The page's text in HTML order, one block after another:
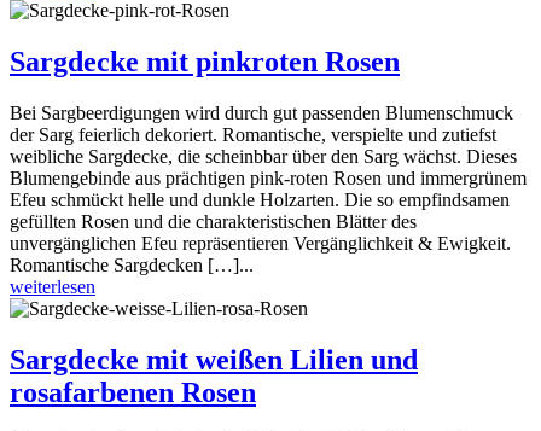
Sargdecke mit pinkroten Rosen
Bei Sargbeerdigungen wird durch gut passenden Blumenschmuck
der Sarg feierlich dekoriert. Romantische, verspielte und zutiefst
weibliche Sargdecke, die scheinbbar über den Sarg wächst. Dieses
Blumengebinde aus prächtigen pink-roten Rosen und immergrünem
Efeu schmückt helle und dunkle Holzarten. Die so empfindsamen
gefüllten Rosen und die charakteristischen Blätter des
unvergänglichen Efeu repräsentieren Vergänglichkeit & Ewigkeit.
Romantische Sargdecken […]...
weiterlesen
Sargdecke mit weißen Lilien und
rosafarbenen Rosen